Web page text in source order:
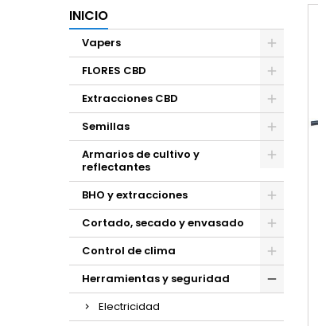
INICIO
Vapers
FLORES CBD
Extracciones CBD
Semillas
Armarios de cultivo y
reflectantes
BHO y extracciones
Cortado, secado y envasado
Control de clima
Herramientas y seguridad
Electricidad